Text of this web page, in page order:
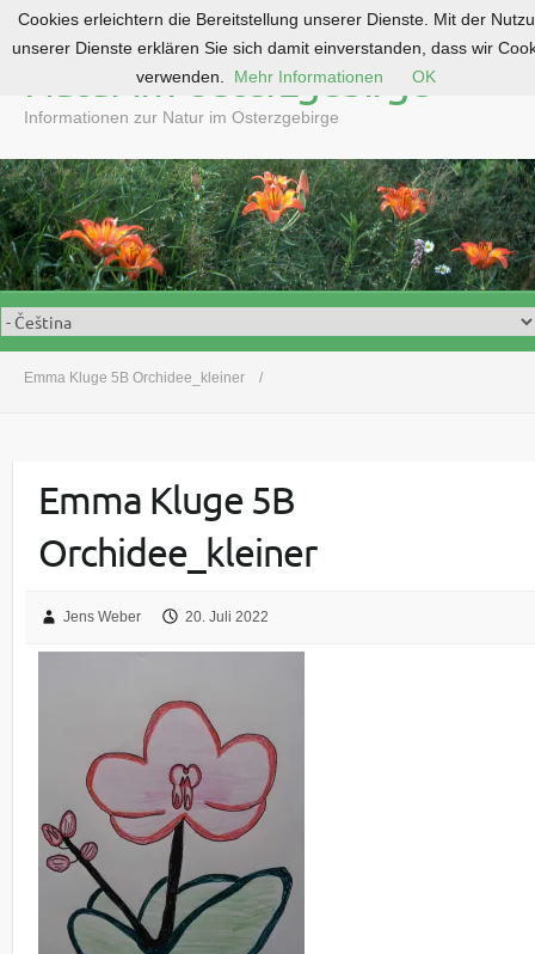
o
c
o
n
t
e
n
Natur im Osterzgebirge
Informationen zur Natur im Osterzgebirge
Emma Kluge 5B Orchidee_kleiner
Emma Kluge 5B
Orchidee_kleiner
Jens Weber 20. Juli 2022
Cookies erleichtern die Bereitstellung unserer Dienste. Mit der
unserer Dienste erklären Sie sich damit einverstanden, dass wir
verwenden.
Mehr Informationen OK